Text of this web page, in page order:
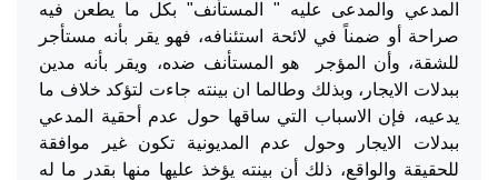
المدعي والمدعى عليه " المستأنف" بكل ما يطعن فيه
صراحة أو ضمناً في لائحة استئنافه، فهو يقر بأنه مستأجر
للشقة، وأن المؤجر هو المستأنف ضده، ويقر بأنه مدين
ببدلات الايجار، وبذلك وطالما ان بينته جاءت لتؤكد خلاف ما
يدعيه، فإن الاسباب التي ساقها حول عدم أحقية المدعي
ببدلات الايجار وحول عدم المديونية تكون غير موافقة
للحقيقة والواقع، ذلك أن بينته يؤخذ عليها منها بقدر ما له